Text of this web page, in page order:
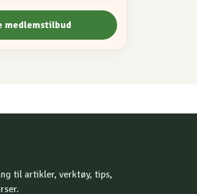
medlemstilbud
til artikler, verktøy, tips,